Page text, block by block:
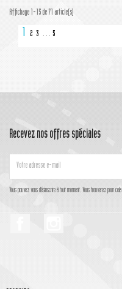
Affichage 1-15 de 71 article(s)
1 2 3 … 5
Recevez nos offres spéciales
Vous pouvez vous désinscrire à tout moment. Vous trouverez pour